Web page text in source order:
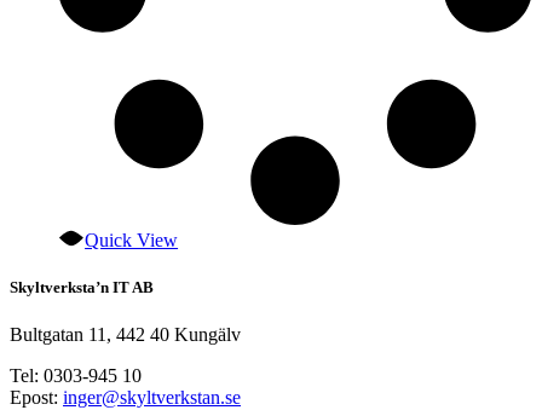
Quick View
Skyltverksta’n IT AB
Bultgatan 11, 442 40 Kungälv
Tel: 0303-945 10
Epost: inger@skyltverkstan.se